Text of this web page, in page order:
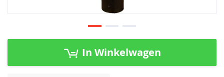
Ga
In Winkelwagen